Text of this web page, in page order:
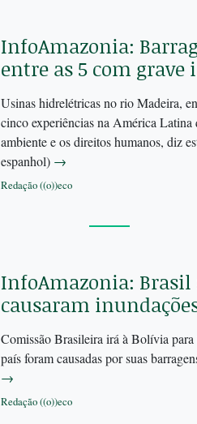
InfoAmazonia:
entre as 5 com
Usinas hidrelétricas no rio Madeira,
cinco experiências na América Latina
ambiente e os direitos humanos, diz
espanhol) →
Redação ((o))eco
InfoAmazonia: Brasil
causaram
Comissão Brasileira irá à Bolívia
país foram causadas por suas
→
Redação ((o))eco